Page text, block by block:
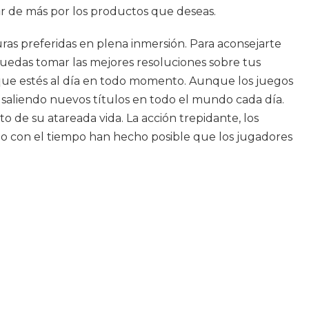
de más por los productos que deseas.
preferidas en plena inmersión. Para aconsejarte
tomar las mejores resoluciones sobre tus
estés al día en todo momento. Aunque los juegos
nuevos títulos en todo el mundo cada día.
de su atareada vida. La acción trepidante, los
con el tiempo han hecho posible que los jugadores